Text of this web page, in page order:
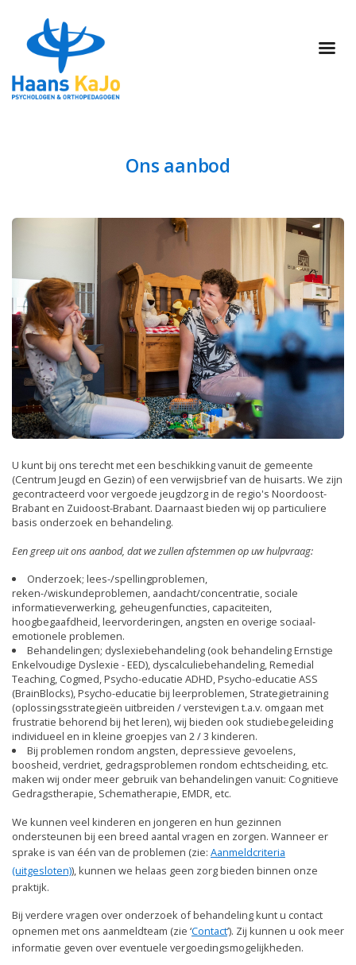
Ons aanbod
U kunt bij ons terecht met een beschikking vanuit de gemeente
(Centrum Jeugd en Gezin) of een verwijsbrief van de huisarts. We zijn
gecontracteerd voor vergoede jeugdzorg in de regio's Noordoost-
Brabant en Zuidoost-Brabant. Daarnaast bieden wij op particuliere
basis onderzoek en behandeling.
Een greep uit ons aanbod, dat we zullen afstemmen op uw hulpvraag:
Onderzoek; lees-/spellingproblemen,
reken-/wiskundeproblemen, aandacht/concentratie, sociale
informatieverwerking, geheugenfuncties, capaciteiten,
hoogbegaafdheid, leervorderingen, angsten en overige sociaal-
emotionele problemen.
Behandelingen; dyslexiebehandeling (ook behandeling Ernstige
Enkelvoudige Dyslexie - EED), dyscalculiebehandeling, Remedial
Teaching, Cogmed, Psycho-educatie ADHD, Psycho-educatie ASS
(BrainBlocks), Psycho-educatie bij leerproblemen, Strategietraining
(oplossingsstrategieën uitbreiden / verstevigen t.a.v. omgaan met
frustratie behorend bij het leren), wij bieden ook studiebegeleiding
individueel en in kleine groepjes van 2 / 3 kinderen.
Bij problemen rondom angsten, depressieve gevoelens,
boosheid, verdriet, gedragsproblemen rondom echtscheiding, etc.
maken wij onder meer gebruik van behandelingen vanuit: Cognitieve
Gedragstherapie, Schematherapie, EMDR, etc.
We kunnen veel kinderen en jongeren en hun gezinnen
ondersteunen bij een breed aantal vragen en zorgen. Wanneer er
sprake is van één van de problemen (zie: Aanmeldcriteria
(uitgesloten)), kunnen we helaas geen zorg bieden binnen onze
praktijk.
Bij verdere vragen over onderzoek of behandeling kunt u contact
opnemen met ons aanmeldteam (zie ‘Contact’). Zij kunnen u ook meer
informatie geven over eventuele vergoedingsmogelijkheden.